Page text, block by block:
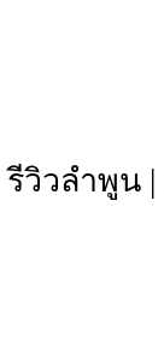
รีวิวลำพูน |